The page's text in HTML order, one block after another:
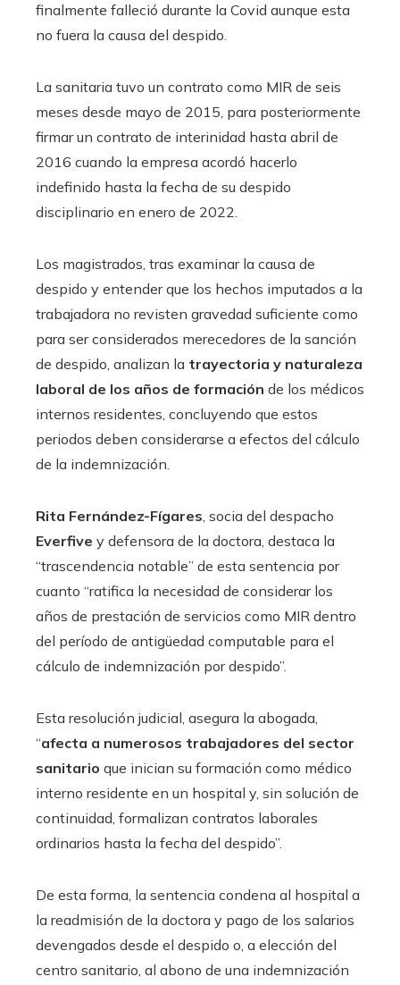
finalmente falleció durante la Covid aunque esta
no fuera la causa del despido.
La sanitaria tuvo un contrato como MIR de seis
meses desde mayo de 2015, para posteriormente
firmar un contrato de interinidad hasta abril de
2016 cuando la empresa acordó hacerlo
indefinido hasta la fecha de su despido
disciplinario en enero de 2022.
Los magistrados, tras examinar la causa de
despido y entender que los hechos imputados a la
trabajadora no revisten gravedad suficiente como
para ser considerados merecedores de la sanción
de despido, analizan la trayectoria y naturaleza
laboral de los años de formación de los médicos
internos residentes, concluyendo que estos
periodos deben considerarse a efectos del cálculo
de la indemnización.
Rita Fernández-Fígares, socia del despacho
Everfive y defensora de la doctora, destaca la
“trascendencia notable” de esta sentencia por
cuanto “ratifica la necesidad de considerar los
años de prestación de servicios como MIR dentro
del período de antigüedad computable para el
cálculo de indemnización por despido”.
Esta resolución judicial, asegura la abogada,
“afecta a numerosos trabajadores del sector
sanitario que inician su formación como médico
interno residente en un hospital y, sin solución de
continuidad, formalizan contratos laborales
ordinarios hasta la fecha del despido”.
De esta forma, la sentencia condena al hospital a
la readmisión de la doctora y pago de los salarios
devengados desde el despido o, a elección del
centro sanitario, al abono de una indemnización